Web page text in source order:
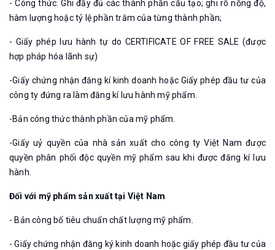
- Công thức: Ghi đầy đủ các thành phần cấu tạo; ghi rõ nồng độ,
hàm lượng hoặc tỷ lệ phần trăm của từng thành phần;
- Giấy phép lưu hành tự do CERTIFICATE OF FREE SALE (được
hợp pháp hóa lãnh sự)
-Giấy chứng nhận đăng kí kinh doanh hoặc Giấy phép đầu tư của
công ty đứng ra làm đăng kí lưu hành mỹ phẩm.
-Bản công thức thành phần của mỹ phẩm.
-Giấy uỷ quyền của nhà sản xuất cho công ty Việt Nam được
quyền phân phối độc quyền mỹ phẩm sau khi được đăng kí lưu
hành.
Đối với mỹ phẩm sản xuất tại Việt Nam
- Bản công bố tiêu chuẩn chất lượng mỹ phẩm.
- Giấy chứng nhận đăng ký kinh doanh hoặc giấy phép đầu tư của